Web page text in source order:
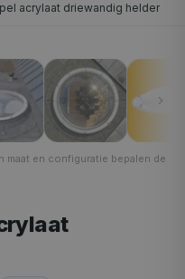
acrylaat driewandig helder
en configuratie bepalen de